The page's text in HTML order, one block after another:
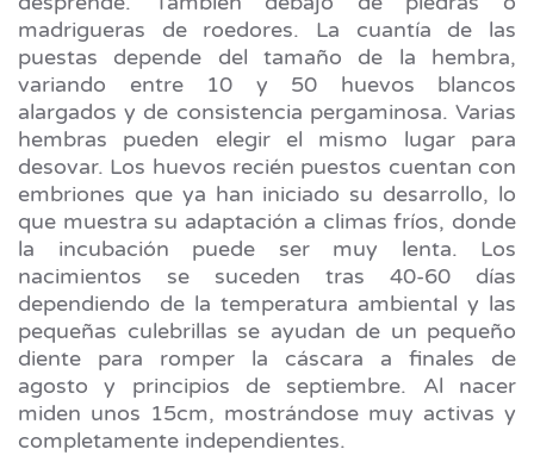
madrigueras de roedores. La cuantía de las
puestas depende del tamaño de la hembra,
variando entre 10 y 50 huevos blancos
alargados y de consistencia pergaminosa. Varias
hembras pueden elegir el mismo lugar para
desovar. Los huevos recién puestos cuentan con
embriones que ya han iniciado su desarrollo, lo
que muestra su adaptación a climas fríos, donde
la incubación puede ser muy lenta. Los
nacimientos se suceden tras 40-60 días
dependiendo de la temperatura ambiental y las
pequeñas culebrillas se ayudan de un pequeño
diente para romper la cáscara a finales de
agosto y principios de septiembre. Al nacer
miden unos 15cm, mostrándose muy activas y
completamente independientes.